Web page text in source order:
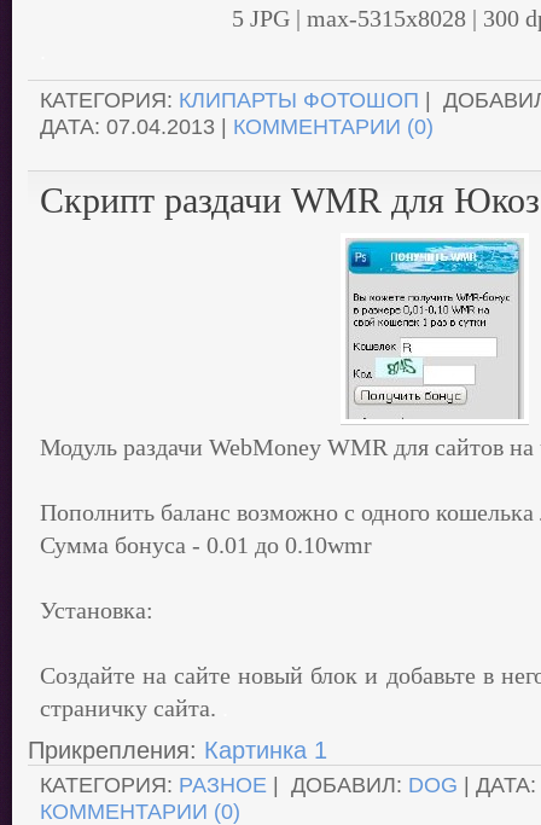
5 JPG | max-5315x8028 | 300
КАТЕГОРИЯ: КЛИПАРТЫ ФОТОШОП |
ДАТА: 07.04.2013 | КОММЕНТАРИИ (0)
Скрипт раздачи WMR для Юкоз
Модуль раздачи WebMoney WMR для сайтов на
Пополнить баланс возможно с одного
Сумма бонуса - 0.01 до 0.10wmr
Установка:
Создайте на сайте новый блок и добавьте в
страничку сайта.
Прикрепления: Картинка 1
КАТЕГОРИЯ: РАЗНОЕ | ДОБАВИЛ: DOG | ДАТА:
КОММЕНТАРИИ (0)